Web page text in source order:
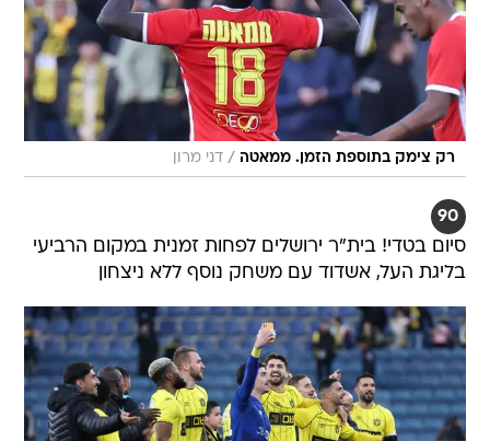
רק צימק בתוספת הזמן. ממאטה / דני מרון
90
סיום בטדי! בית"ר ירושלים לפחות זמנית במקום הרביעי
בליגת העל, אשדוד עם משחק נוסף ללא ניצחון